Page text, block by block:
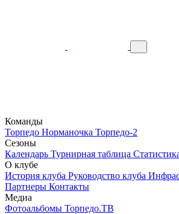
Команды
Торпедо Норманочка Торпедо-2
Сезоны
Календарь Турнирная таблица
О клубе
История клуба Руководство клуба
Партнеры Контакты
Медиа
Фотоальбомы Торпедо.ТВ